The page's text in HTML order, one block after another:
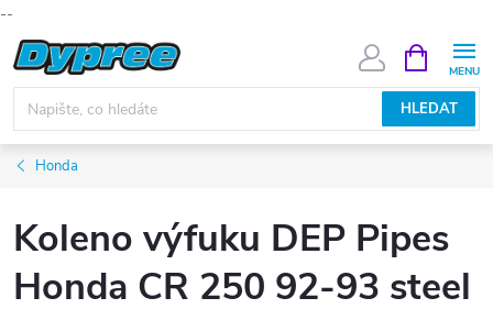
--
Přejít
na
obsah
HLEDAT
NÁKUPNÍ
KOŠÍK
Honda
Koleno výfuku DEP Pipes
Honda CR 250 92-93 steel